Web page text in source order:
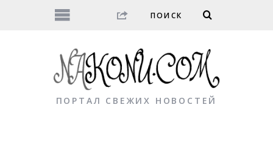
ПОРТАЛ СВЕЖИХ НОВОСТЕЙ